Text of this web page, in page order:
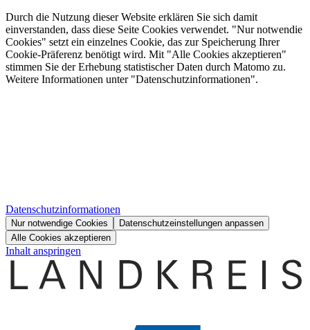
Durch die Nutzung dieser Website erklären Sie sich damit
einverstanden, dass diese Seite Cookies verwendet. "Nur notwendie
Cookies" setzt ein einzelnes Cookie, das zur Speicherung Ihrer
Cookie-Präferenz benötigt wird. Mit "Alle Cookies akzeptieren"
stimmen Sie der Erhebung statistischer Daten durch Matomo zu.
Weitere Informationen unter "Datenschutzinformationen".
Datenschutzinformationen
Nur notwendige Cookies
Datenschutzeinstellungen anpassen
Alle Cookies akzeptieren
Inhalt anspringen